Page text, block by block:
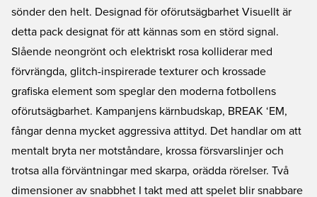
sönder den helt. Designad för oförutsägbarhet Visuellt är
detta pack designat för att kännas som en störd signal.
Slående neongrönt och elektriskt rosa kolliderar med
förvrängda, glitch-inspirerade texturer och krossade
grafiska element som speglar den moderna fotbollens
oförutsägbarhet. Kampanjens kärnbudskap, BREAK ‘EM,
fångar denna mycket aggressiva attityd. Det handlar om att
mentalt bryta ner motståndare, krossa försvarslinjer och
trotsa alla förväntningar med skarpa, orädda rörelser. Två
dimensioner av snabbhet I takt med att spelet blir snabbare